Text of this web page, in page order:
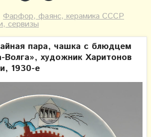
Фарфор, фаянс, керамика СССР
сервизы
пара, чашка с блюдцем
Волга», художник Харитонов
1930-е